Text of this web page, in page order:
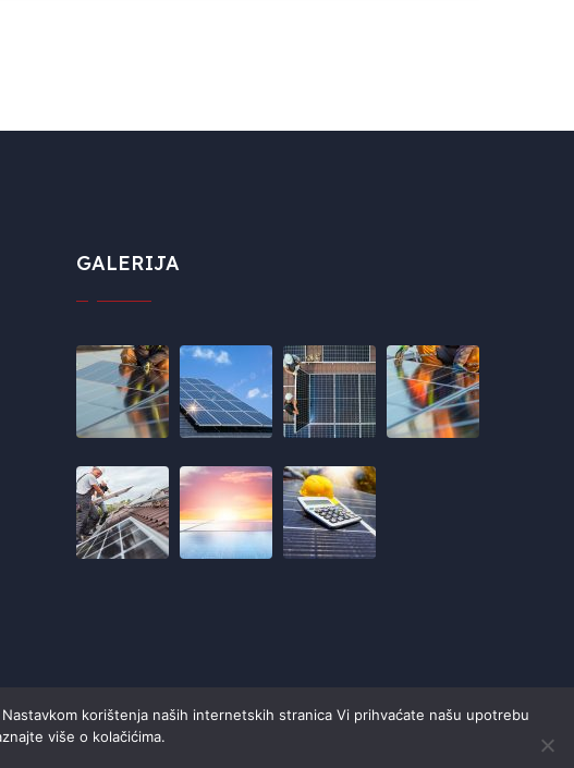
GALERIJA
korištenja naših internetskih stranica Vi prihvaćate našu upotrebu
više o kolačićima.